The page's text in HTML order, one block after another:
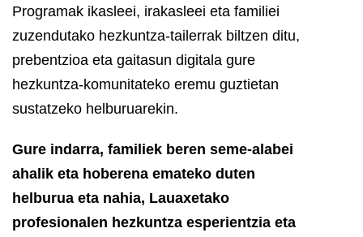
Programak ikasleei, irakasleei eta familiei
zuzendutako hezkuntza-tailerrak biltzen ditu,
prebentzioa eta gaitasun digitala gure
hezkuntza-komunitateko eremu guztietan
sustatzeko helburuarekin.
Gure indarra, familiek beren seme-alabei
ahalik eta hoberena emateko duten
helburua eta nahia, Lauaxetako
profesionalen hezkuntza esperientzia eta